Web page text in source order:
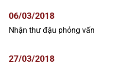
06/03/2018
Nhận thư đậu phỏng vấn
27/03/2018